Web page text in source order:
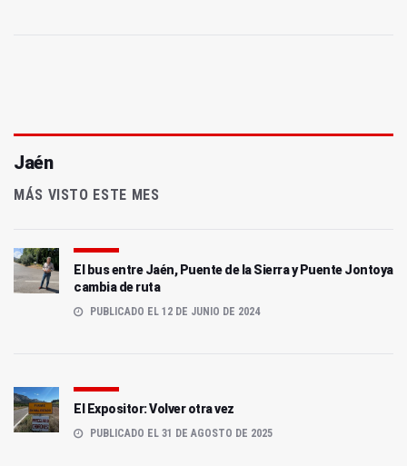
Jaén
MÁS VISTO ESTE MES
El bus entre Jaén, Puente de la Sierra y Puente Jontoya
cambia de ruta
PUBLICADO EL 12 DE JUNIO DE 2024
El Expositor: Volver otra vez
PUBLICADO EL 31 DE AGOSTO DE 2025